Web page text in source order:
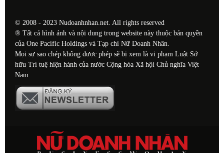
© 2008 - 2023 Nudoanhnhan.net. All rights reserved
® Tất cả hình ảnh và nội dung trong website này thuộc bản quyền
của One Pacific Holdings và Tạp chí Nữ Doanh Nhân.
Mọi sự sao chép không được phép sẽ bị xem là vi phạm Luật Sở
hữu Trí tuệ hiện hành của nước Cộng hòa Xã hội Chủ nghĩa Việt
Nam.